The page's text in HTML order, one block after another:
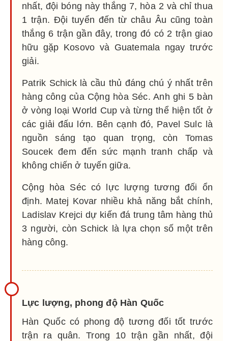
nhất, đội bóng này thắng 7, hòa 2 và chỉ thua
1 trận. Đội tuyển đến từ châu Âu cũng toàn
thắng 6 trận gần đây, trong đó có 2 trận giao
hữu gặp Kosovo và Guatemala ngay trước
giải.
Patrik Schick là cầu thủ đáng chú ý nhất trên
hàng công của Cộng hòa Séc. Anh ghi 5 bàn
ở vòng loại World Cup và từng thể hiện tốt ở
các giải đấu lớn. Bên cạnh đó, Pavel Sulc là
nguồn sáng tạo quan trọng, còn Tomas
Soucek đem đến sức mạnh tranh chấp và
không chiến ở tuyến giữa.
Cộng hòa Séc có lực lượng tương đối ổn
định. Matej Kovar nhiều khả năng bắt chính,
Ladislav Krejci dự kiến đá trung tâm hàng thủ
3 người, còn Schick là lựa chọn số một trên
hàng công.
Lực lượng, phong độ Hàn Quốc
Hàn Quốc có phong độ tương đối tốt trước
trận ra quân. Trong 10 trận gần nhất, đội